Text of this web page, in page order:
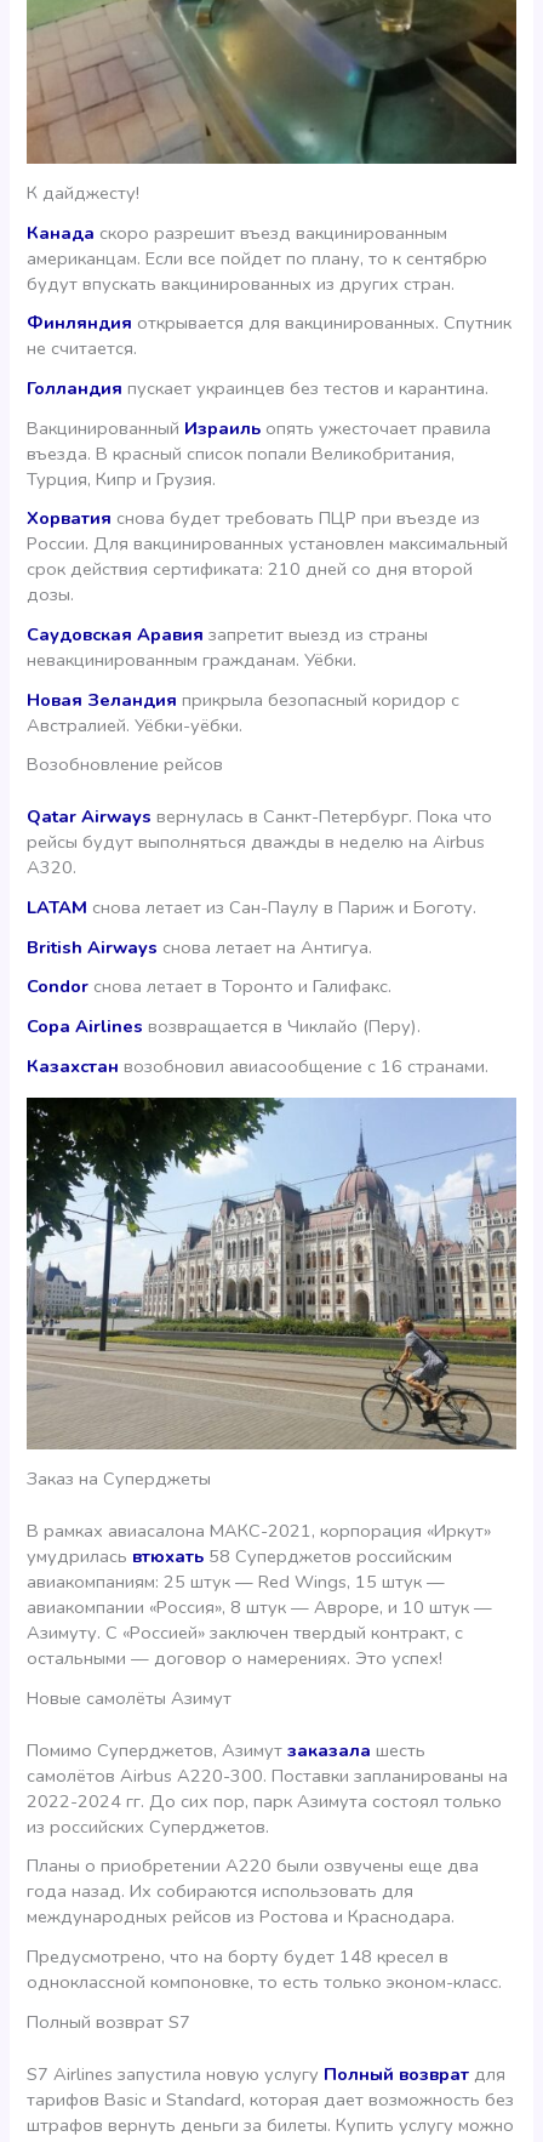
К дайджесту!
Канада скоро разрешит въезд вакцинированным
американцам. Если все пойдет по плану, то к сентябрю
будут впускать вакцинированных из других стран.
Финляндия открывается для вакцинированных. Спутник
не считается.
Голландия пускает украинцев без тестов и карантина.
Вакцинированный Израиль опять ужесточает правила
въезда. В красный список попали Великобритания,
Турция, Кипр и Грузия.
Хорватия снова будет требовать ПЦР при въезде из
России. Для вакцинированных установлен максимальный
срок действия сертификата: 210 дней со дня второй
дозы.
Саудовская Аравия запретит выезд из страны
невакцинированным гражданам. Уёбки.
Новая Зеландия прикрыла безопасный коридор с
Австралией. Уёбки-уёбки.
Возобновление рейсов
Qatar Airways вернулась в Санкт-Петербург. Пока что
рейсы будут выполняться дважды в неделю на Airbus
A320.
LATAM снова летает из Сан-Паулу в Париж и Боготу.
British Airways снова летает на Антигуа.
Condor снова летает в Торонто и Галифакс.
Copa Airlines возвращается в Чиклайо (Перу).
Казахстан возобновил авиасообщение с 16 странами.
Заказ на Суперджеты
В рамках авиасалона МАКС-2021, корпорация «Иркут»
умудрилась втюхать 58 Суперджетов российским
авиакомпаниям: 25 штук — Red Wings, 15 штук —
авиакомпании «Россия», 8 штук — Авроре, и 10 штук —
Азимуту. С «Россией» заключен твердый контракт, с
остальными — договор о намерениях. Это успех!
Новые самолёты Азимут
Помимо Суперджетов, Азимутзаказала шесть
самолётов Airbus A220-300. Поставки запланированы на
2022-2024 гг. До сих пор, парк Азимута состоял только
из российских Суперджетов.
Планы о приобретении A220 были озвучены еще два
года назад. Их собираются использовать для
международных рейсов из Ростова и Краснодара.
Предусмотрено, что на борту будет 148 кресел в
одноклассной компоновке, то есть только эконом-класс.
Полный возврат S7
S7 Airlines запустила новую услугу Полный возврат для
тарифов Basic и Standard, которая дает возможность без
штрафов вернуть деньги за билеты. Купить услугу можно